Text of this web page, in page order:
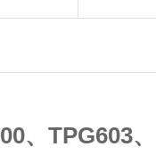
、TPG603